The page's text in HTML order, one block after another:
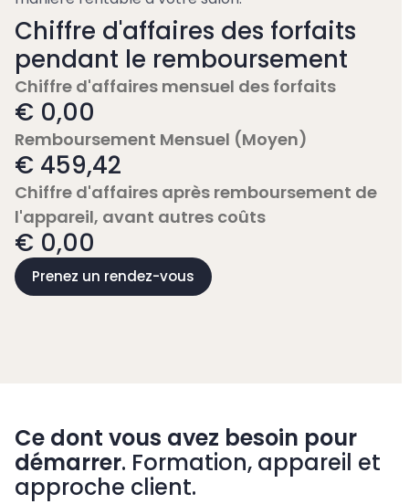
Chiffre d'affaires des forfaits
pendant le remboursement
Chiffre d'affaires mensuel des forfaits
€ 0,00
Remboursement Mensuel (Moyen)
€ 459,42
Chiffre d'affaires après remboursement de
l'appareil, avant autres coûts
€ 0,00
Prenez un rendez-vous
Ce dont vous avez besoin pour
démarrer. Formation, appareil et
approche client.